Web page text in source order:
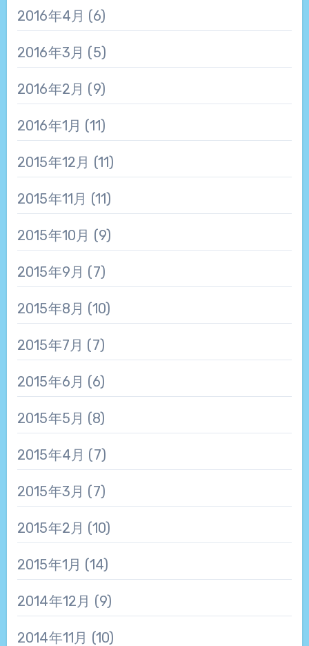
2016年4月 (6)
2016年3月 (5)
2016年2月 (9)
2016年1月 (11)
2015年12月 (11)
2015年11月 (11)
2015年10月 (9)
2015年9月 (7)
2015年8月 (10)
2015年7月 (7)
2015年6月 (6)
2015年5月 (8)
2015年4月 (7)
2015年3月 (7)
2015年2月 (10)
2015年1月 (14)
2014年12月 (9)
2014年11月 (10)